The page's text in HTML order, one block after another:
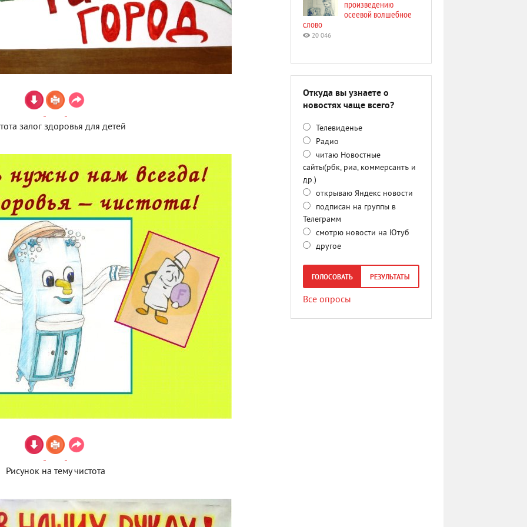
залог здоровья для детей
Рисунок на тему чистота
произведению
осеевой волшебное
слово
20 046
Откуда вы узнаете о
новостях чаще всего?
Телевиденье
Радио
читаю Новостные
сайты(рбк, риа, коммерсантъ и
др.)
открываю Яндекс новости
подписан на группы в
Телеграмм
смотрю новости на Ютуб
другое
ГОЛОСОВАТЬ РЕЗУЛЬТАТЫ
Все опросы